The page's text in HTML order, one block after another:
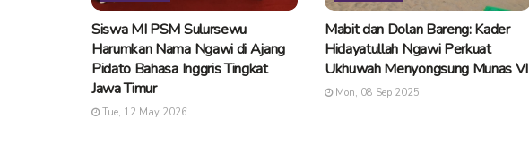
Siswa MI PSM Sulursewu
Harumkan Nama Ngawi di Ajang
Pidato Bahasa Inggris Tingkat
Jawa Timur
Tue, 12 May 2026
Mabit dan Dolan Bareng: Kader
Hidayatullah Ngawi Perkuat
Ukhuwah Menyongsung Munas VI
Mon, 08 Sep 2025